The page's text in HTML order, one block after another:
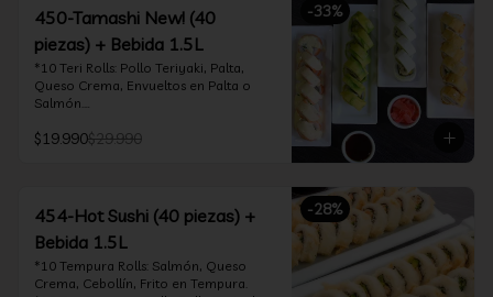
-33%
450-Tamashi New! (40
piezas) + Bebida 1.5L
*10 Teri Rolls: Pollo Teriyaki, Palta,
Queso Crema, Envueltos en Palta o
Salmón.
Palta, Cebollín, Envuelto en Queso
salmón y bañado en salsa acevichada
*10 Tempura Rolls: Salmón, Queso
Crema, Cebollín, Frito en Tempura.
*Incluye 2 palitos, 2 soya 30ml, 1 salsa
teriyaki 30ml
$19.990$29.990
-28%
454-Hot Sushi (40 piezas) +
Bebida 1.5L
*10 Tempura Rolls: Salmón, Queso
Crema, Cebollín, Frito en Tempura.